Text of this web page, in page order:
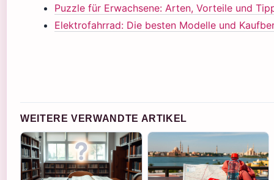
Puzzle für Erwachsene: Arten, Vorteile und
Elektrofahrrad: Die besten Modelle und
WEITERE VERWANDTE ARTIKEL